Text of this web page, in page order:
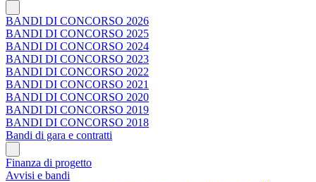
BANDI DI CONCORSO 2026
BANDI DI CONCORSO 2025
BANDI DI CONCORSO 2024
BANDI DI CONCORSO 2023
BANDI DI CONCORSO 2022
BANDI DI CONCORSO 2021
BANDI DI CONCORSO 2020
BANDI DI CONCORSO 2019
BANDI DI CONCORSO 2018
Bandi di gara e contratti
Finanza di progetto
Avvisi e bandi